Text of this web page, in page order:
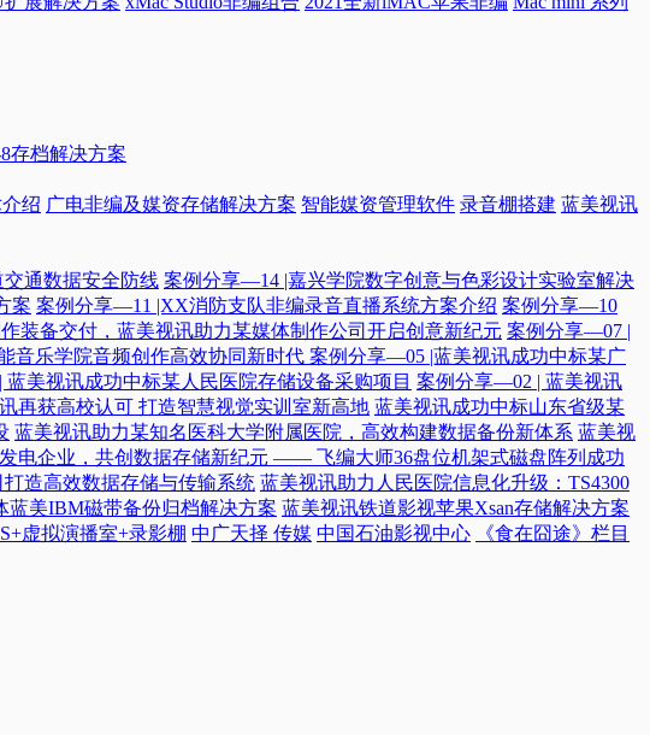
存档解决方案
绍 广电非编及媒资存储解决方案 智能媒资管理软件 录音棚搭建 蓝美视讯
通数据安全防线 案例分享—14 |嘉兴学院数字创意与色彩设计实验室解决
案 案例分享—11 |XX消防支队非编录音直播系统方案介绍 案例分享—10
装备交付，蓝美视讯助力某媒体制作公司开启创意新纪元 案例分享—07 |
音乐学院音频创作高效协同新时代​ 案例分享—05 |蓝美视讯成功中标某广
美视讯成功中标某人民医院存储设备采购项目 案例分享—02 | 蓝美视讯
再获高校认可 打造智慧视觉实训室新高地 蓝美视讯成功中标山东省级某
蓝美视讯助力某知名医科大学附属医院，高效构建数据备份新体系 蓝美视
电企业，共创数据存储新纪元 —— 飞编大师36盘位机架式磁盘阵列成功
造高效数据存储与传输系统 蓝美视讯助力人民医院信息化升级：TS4300
蓝美IBM磁带备份归档解决方案 蓝美视讯铁道影视苹果Xsan存储解决方案
虚拟演播室+录影棚 中广天择 传媒 中国石油影视中心
《食在囧途》栏目